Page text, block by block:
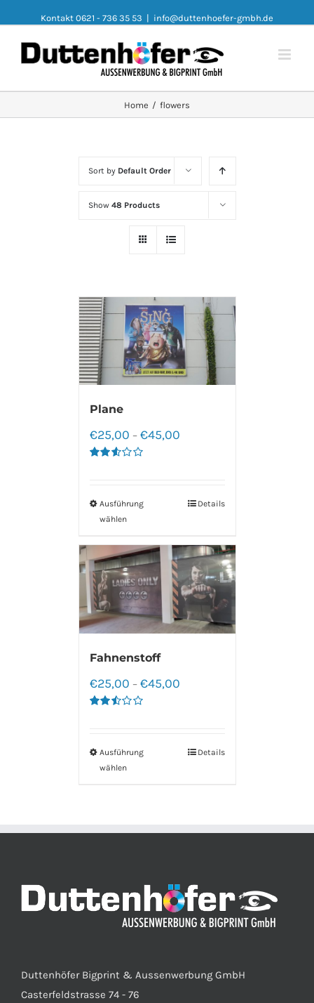
Kontakt 0621 - 736 35 53 | info@duttenhoefer-gmbh.de
Home / flowers
Sort by Default Order
Show 48 Products
Plane
von 5
€25,00 – €45,00
Ausführung
wählen
Details
Fahnenstoff
von 5
€25,00 – €45,00
Ausführung
wählen
Details
Duttenhöfer Bigprint & Aussenwerbung GmbH
Casterfeldstrasse 74 - 76